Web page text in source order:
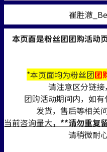
崔胜澈
本页面是粉丝团团购活动
*本页面均为粉丝团团
请注意区分链接
团购活动期间内，如有
发货，售后等相关
当前咨询量大，**请勿重复
请稍微耐